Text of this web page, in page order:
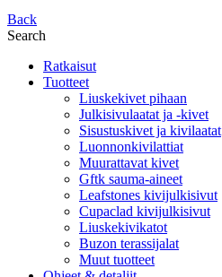
Back
Search
Ratkaisut
Tuotteet
Liuskekivet pihaan
Julkisivulaatat ja -kivet
Sisustuskivet ja kivilaatat
Luonnonkivilattiat
Muurattavat kivet
Gftk sauma-aineet
Leafstones kivijulkisivut
Cupaclad kivijulkisivut
Liuskekivikatot
Buzon terassijalat
Muut tuotteet